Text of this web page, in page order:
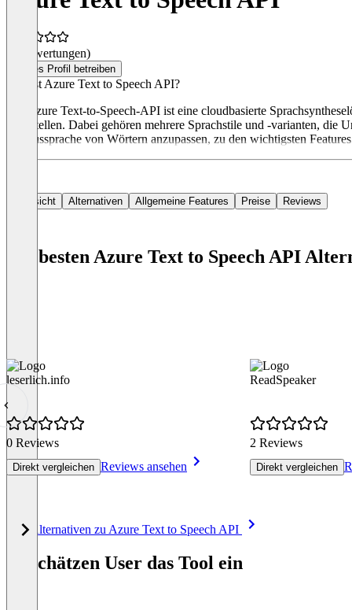
(0 Bewertungen)
Dieses Profil betreiben
Was ist Azure Text to Speech API?
Die Azure Text-to-Speech-API ist eine cloudbasierte
zu erstellen. Dabei gehören mehrere Sprachstile und -varianten,
die Aussprache von Wörtern anzupassen, zu den wichtigsten
Übersicht Alternativen Allgemeine Features Preise Reviews
Die besten Azure Text to Speech API
leserlich.info
0 Reviews
Direkt vergleichen Reviews ansehen
ReadSpeaker
2 Reviews
Direkt vergleichen
Item
Alle Alternativen zu Azure Text to Speech API
So schätzen User das Tool ein